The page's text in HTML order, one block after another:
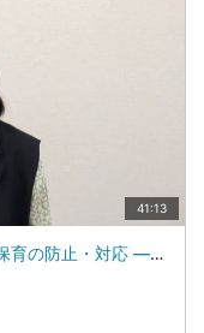
41:13
🎥研修で使える動画シリーズ 不適切な保育の防止・対応 ―字幕付き